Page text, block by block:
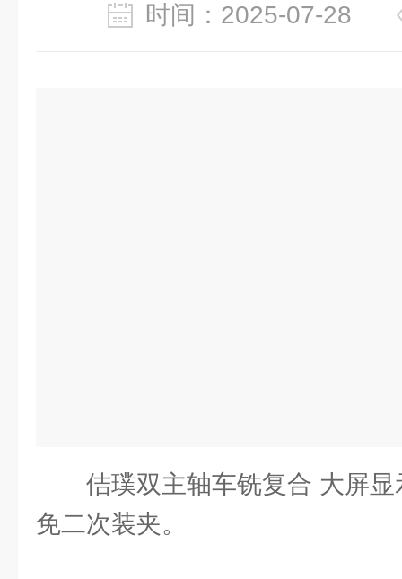
时间：2025-07-28
佶璞双主轴车铣复合 大屏
免二次装夹。